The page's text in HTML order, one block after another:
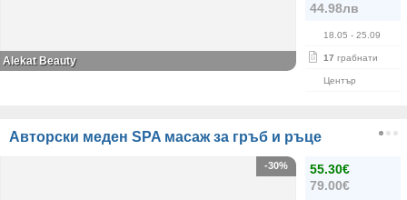
44.98лв
18.05 - 25.09
17 грабнати
Център
Alekat Beauty
Авторски меден SPA масаж за гръб и ръце
55.30€
79.00€
-30%